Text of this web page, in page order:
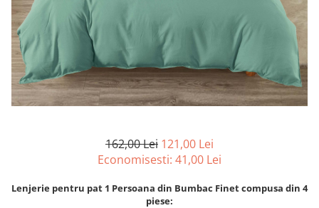
162,00 Lei 121,00 Lei
Economisesti: 41,00 Lei
Lenjerie pentru pat 1 Persoana din Bumbac Finet compusa din 4
piese: